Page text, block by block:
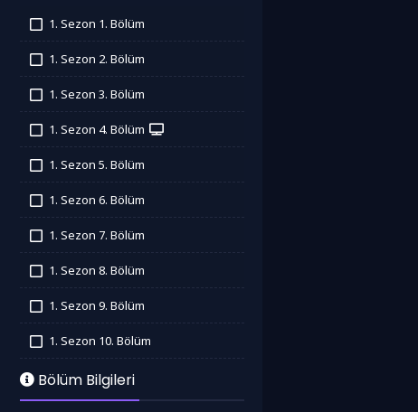
1. Sezon 1. Bölüm
1. Sezon 2. Bölüm
1. Sezon 3. Bölüm
1. Sezon 4. Bölüm
1. Sezon 5. Bölüm
1. Sezon 6. Bölüm
1. Sezon 7. Bölüm
1. Sezon 8. Bölüm
1. Sezon 9. Bölüm
1. Sezon 10. Bölüm
Bölüm Bilgileri